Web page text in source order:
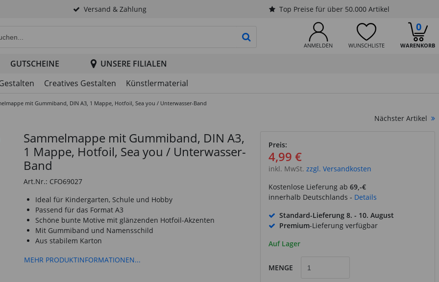
Versand & Zahlung Top Preise für über 50.000 Artikel
ANMELDEN WUNSCHLISTE WARENKORB
0
PRODUKTSUCHE STARTEN
GUTSCHEINE
UNSERE FILIALEN
Creatives Gestalten Künstlermaterial
mit Gummiband, DIN A3, 1 Mappe, Hotfoil, Sea you / Unterwasser-Band
Nächster Artikel
Sammelmappe mit Gummiband, DIN A3,
1 Mappe, Hotfoil, Sea you / Unterwasser-
Band
Art.Nr.: CFO69027
Ideal für Kindergarten, Schule und Hobby
Passend für das Format A3
Schöne bunte Motive mit glänzenden Hotfoil-Akzenten
Mit Gummiband und Namensschild
Aus stabilem Karton
MEHR PRODUKTINFORMATIONEN...
Preis:
4,99 €
inkl. MwSt. zzgl. Versandkosten
Kostenlose Lieferung ab 69,-€
innerhalb Deutschlands - Details
Standard-Lieferung 8. - 10. August
Premium-Lieferung verfügbar
Auf Lager
MENGE